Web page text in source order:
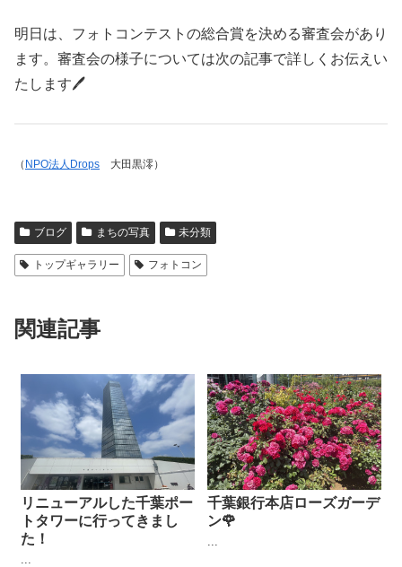
明日は、フォトコンテストの総合賞を決める審査会があり
ます。審査会の様子については次の記事で詳しくお伝えい
たします🖊
（ NPO法人Drops 大田黒澪）
ブログ まちの写真 未分類
トップギャラリー フォトコン
関連記事
リニューアルした千葉ポー
トタワーに行ってきまし
た！
千葉銀行本店ローズガーデ
ン🌹